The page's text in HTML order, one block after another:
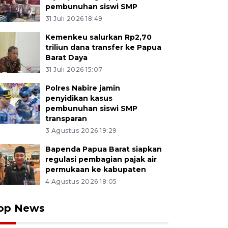
pembunuhan siswi SMP
31 Juli 2026 18:49
Kemenkeu salurkan Rp2,70
triliun dana transfer ke Papua
Barat Daya
31 Juli 2026 15:07
Polres Nabire jamin
penyidikan kasus
pembunuhan siswi SMP
transparan
3 Agustus 2026 19:29
Bapenda Papua Barat siapkan
regulasi pembagian pajak air
permukaan ke kabupaten
4 Agustus 2026 18:05
News